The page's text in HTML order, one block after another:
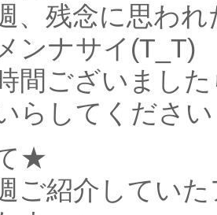
、残念に思わ
ンナサイ(T_T)
間ございまし
らしてくださ
★
ご紹介してい